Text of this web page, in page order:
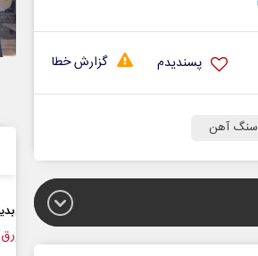
گزارش خطا پسندیدم
سنگ آهن
سازمان ملل بی‌بدیل نیست